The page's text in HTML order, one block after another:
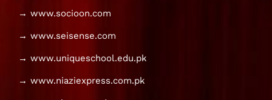
→ www.socioon.com
→ www.seisense.com
→ www.uniqueschool.edu.pk
→ www.niaziexpress.com.pk